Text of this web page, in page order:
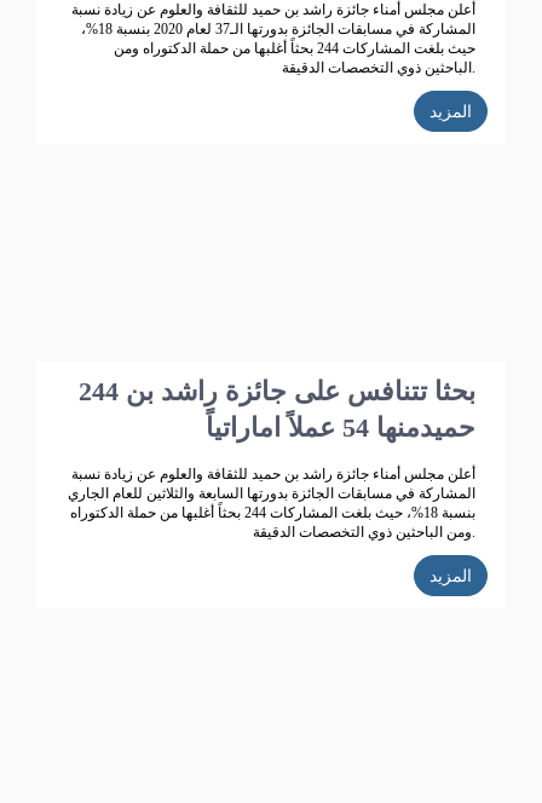
أعلن مجلس أمناء جائزة راشد بن حميد للثقافة والعلوم عن زيادة نسبة
المشاركة في مسابقات الجائزة بدورتها الـ37 لعام 2020 بنسبة 18%،
حيث بلغت المشاركات 244 بحثاً أغلبها من حملة الدكتوراه ومن
الباحثين ذوي التخصصات الدقيقة.
المزيد
244 بحثا تتنافس على جائزة راشد بن
حميدمنها 54 عملاً اماراتياً
أعلن مجلس أمناء جائزة راشد بن حميد للثقافة والعلوم عن زيادة نسبة
المشاركة في مسابقات الجائزة بدورتها السابعة والثلاثين للعام الجاري
بنسبة 18%، حيث بلغت المشاركات 244 بحثاً أغلبها من حملة الدكتوراه
ومن الباحثين ذوي التخصصات الدقيقة.
المزيد